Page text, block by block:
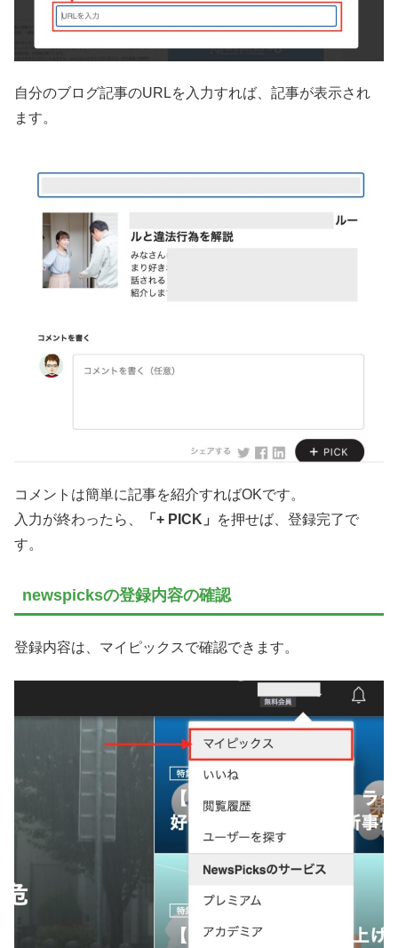
自分のブログ記事のURLを入力すれば、記事が表示され
ます。
コメントは簡単に記事を紹介すればOKです。
入力が終わったら、
「+ PICK」
を押せば、登録完了で
す。
newspicksの登録内容の確認
登録内容は、マイピックスで確認できます。